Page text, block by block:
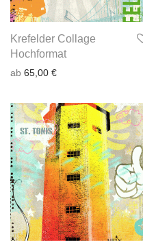
Krefelder Collage
Hochformat
ab 65,00 €